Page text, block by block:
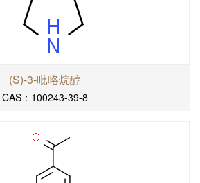
(S)-3-吡咯烷醇
CAS：100243-39-8